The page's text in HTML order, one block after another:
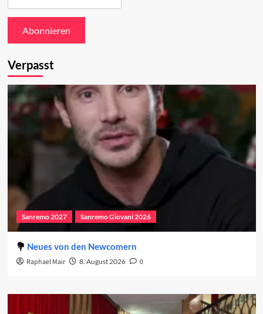
Verpasst
Sanremo 2027 Sanremo Giovani 2026
Neues von den Newcomern
Raphael Mair 8. August 2026 0